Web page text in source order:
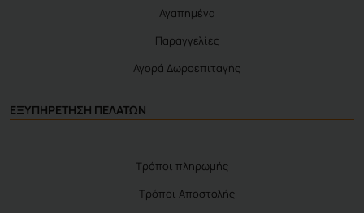
Αγαπημένα
Παραγγελίες
Αγορά Δωροεπιταγής
ΕΞΥΠΗΡΕΤΗΣΗ ΠΕΛΑΤΩΝ
Τρόποι πληρωμής
Τρόποι Αποστολής